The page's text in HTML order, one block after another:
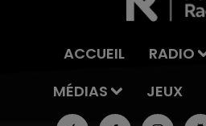
ACCUEIL RADIO
MÉDIAS
JEUX